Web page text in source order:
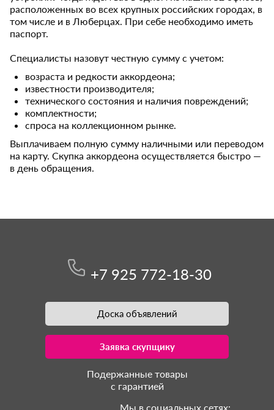
расположенных во всех крупных российских городах, в
том числе и в Люберцах. При себе необходимо иметь
паспорт.
Специалисты назовут честную сумму с учетом:
возраста и редкости аккордеона;
известности производителя;
технического состояния и наличия повреждений;
комплектности;
спроса на коллекционном рынке.
Выплачиваем полную сумму наличными или переводом
на карту. Скупка аккордеона осуществляется быстро —
в день обращения.
+7 925 772-18-30
Доска объявлений
Заявка скупщику
Подержанные товары
с гарантией
Мы в социальных сетях: